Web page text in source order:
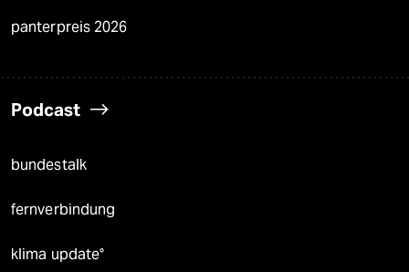
panterpreis 2026
Podcast
bundestalk
fernverbindung
klima update°